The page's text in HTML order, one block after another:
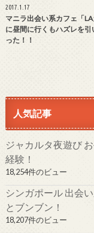
2017.1.17
マニラ出会い系カフェ「LA
に昼間に行くもハズレを引
った！！
人気記事
ジャカルタ夜遊び
経験！
18,254件のビュー
シンガポール 出会
とブンブン！
18,207件のビュー